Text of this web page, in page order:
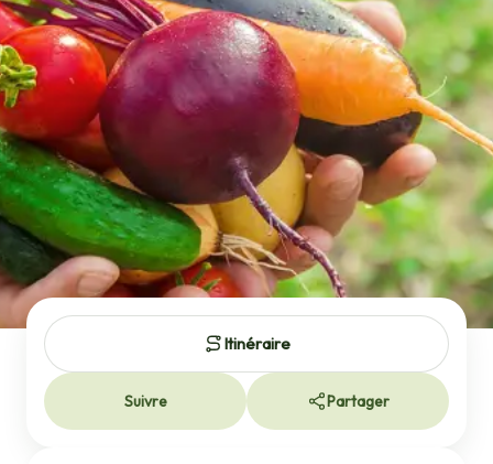
Itinéraire
Suivre Partager